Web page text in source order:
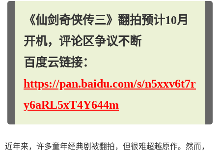
《仙剑奇侠传三》翻拍预计10月
开机，评论区争议不断
百度云链接：
https://pan.baidu.com/s/n5xxv6t7r
y6aRL5xT4Y644m
近年来，许多童年经典剧被翻拍，但很难超越原作。然而，